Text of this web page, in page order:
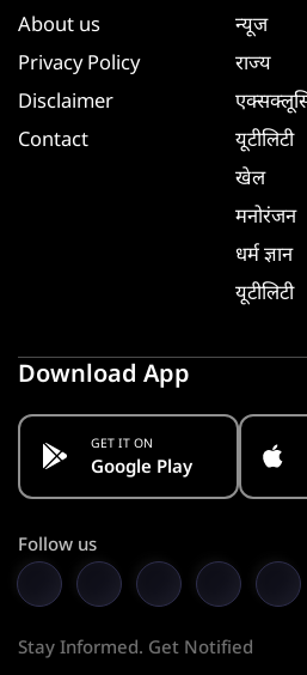
About us
Privacy Policy
Disclaimer
Contact
न्यूज
राज्य
यूटीलिटी
खेल
मनोरंजन
धर्म ज्ञान
यूटीलिटी
Download App
GET IT ON
Google Play
Follow us
Stay Informed. Get Notified